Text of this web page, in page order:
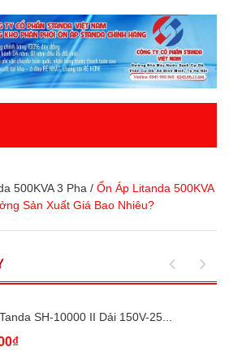
500KVA 3 Pha / Ổn Áp Litanda 500KVA
Sản Xuất Giá Bao Nhiêu?
SH-10000 II Dải 150V-25...